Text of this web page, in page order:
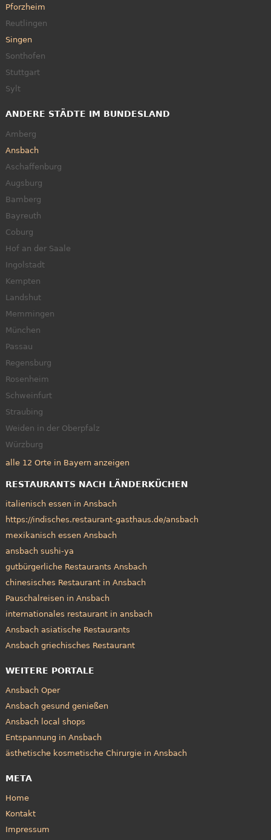
Pforzheim
Reutlingen
Singen
Sonthofen
Stuttgart
Sylt
ANDERE STÄDTE IM BUNDESLAND
Amberg
Ansbach
Aschaffenburg
Augsburg
Bamberg
Bayreuth
Coburg
Hof an der Saale
Ingolstadt
Kempten
Landshut
Memmingen
München
Passau
Regensburg
Rosenheim
Schweinfurt
Straubing
Weiden in der Oberpfalz
Würzburg
alle 12 Orte in Bayern anzeigen
RESTAURANTS NACH LÄNDERKÜCHEN
italienisch essen in Ansbach
https://indisches.restaurant-gasthaus.de/ansbach
mexikanisch essen Ansbach
ansbach sushi-ya
gutbürgerliche Restaurants Ansbach
chinesisches Restaurant in Ansbach
Pauschalreisen in Ansbach
internationales restaurant in ansbach
Ansbach asiatische Restaurants
Ansbach griechisches Restaurant
WEITERE PORTALE
Ansbach Oper
Ansbach gesund genießen
Ansbach local shops
Entspannung in Ansbach
ästhetische kosmetische Chirurgie in Ansbach
META
Home
Kontakt
Impressum